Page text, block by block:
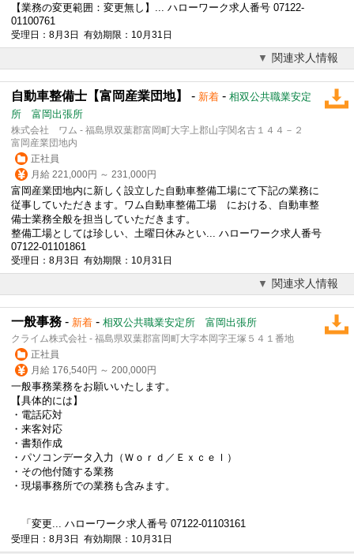
【業務の変更範囲：変更無し】... ハローワーク求人番号 07122-
01100761
受理日：8月3日 有効期限：10月31日
関連求人情報
自動車整備士【富岡産業団地】 - 新着 - 相双公共職業安定
所 富岡出張所
株式会社 ワム - 福島県双葉郡富岡町大字上郡山字関名古１４４－２
富岡産業団地内
正社員
月給 221,000円 ～ 231,000円
富岡産業団地内に新しく設立した自動車整備工場にて下記の業務に
従事していただきます。ワム自動車整備工場 における、自動車整
備士業務全般を担当していただきます。
整備工場としては珍しい、土曜日休みとい... ハローワーク求人番号
07122-01101861
受理日：8月3日 有効期限：10月31日
関連求人情報
一般事務 - 新着 - 相双公共職業安定所 富岡出張所
クライム株式会社 - 福島県双葉郡富岡町大字本岡字王塚５４１番地
正社員
月給 176,540円 ～ 200,000円
一般事務業務をお願いいたします。
【具体的には】
・電話応対
・来客対応
・書類作成
・パソコンデータ入力（Ｗｏｒｄ／Ｅｘｃｅｌ）
・その他付随する業務
・現場事務所での業務も含みます。
「変更... ハローワーク求人番号 07122-01103161
受理日：8月3日 有効期限：10月31日